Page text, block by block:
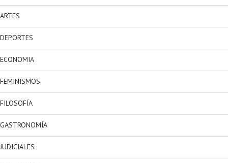
ARTES
DEPORTES
ECONOMIA
FEMINISMOS
FILOSOFÍA
GASTRONOMÍA
JUDICIALES